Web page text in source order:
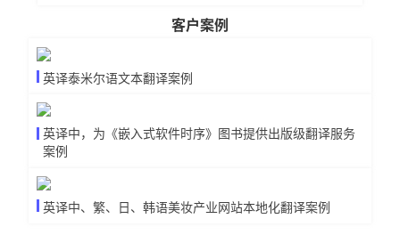
客户案例
英译泰米尔语文本翻译案例
英译中，为《嵌入式软件时序》图书提供出版级翻译服务
案例
英译中、繁、日、韩语美妆产业网站本地化翻译案例